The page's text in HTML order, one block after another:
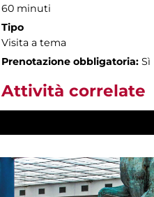
60 minuti
Tipo
Visita a tema
Prenotazione obbligatoria: Sì
Attività correlate